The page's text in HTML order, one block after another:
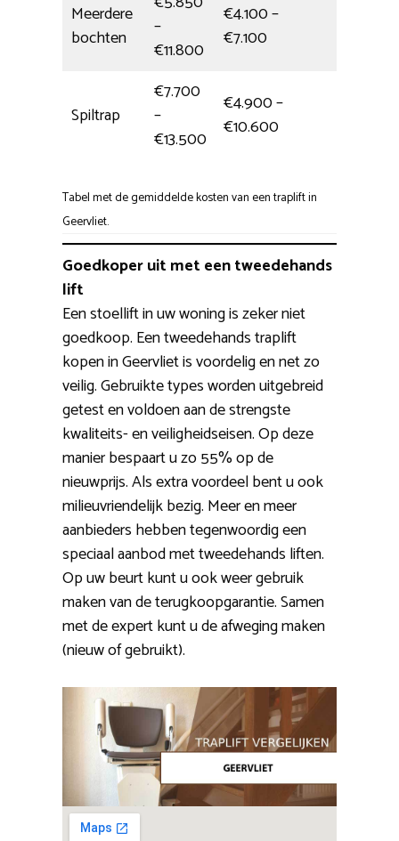
Meerdere
bochten
–
€11.800
€4.100 –
€7.100
Spiltrap
€7.700
–
€13.500
€4.900 –
€10.600
Tabel met de gemiddelde kosten van een traplift in
Geervliet.
Goedkoper uit met een tweedehands
lift
Een stoellift in uw woning is zeker niet
goedkoop. Een tweedehands traplift
kopen in Geervliet is voordelig en net zo
veilig. Gebruikte types worden uitgebreid
getest en voldoen aan de strengste
kwaliteits- en veiligheidseisen. Op deze
manier bespaart u zo 55% op de
nieuwprijs. Als extra voordeel bent u ook
milieuvriendelijk bezig. Meer en meer
aanbieders hebben tegenwoordig een
speciaal aanbod met tweedehands liften.
Op uw beurt kunt u ook weer gebruik
maken van de terugkoopgarantie. Samen
met de expert kunt u de afweging maken
(nieuw of gebruikt).